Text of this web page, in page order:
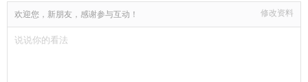
欢迎您，新朋友，感谢参与互动！ 修改资料